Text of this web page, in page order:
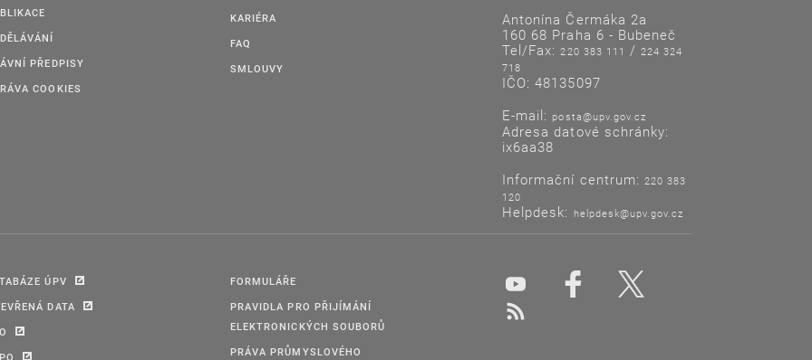
PŘEDPISY
COOKIES
KARIÉRA
FAQ
SMLOUVY
Antonína Čermáka 2a
160 68 Praha 6 - Bubeneč
Tel/Fax:220 383 111 /224 324
718
IČO: 48135097
E-mail: posta@upv.gov.cz
Adresa datové schránky:
ix6aa38
Informační centrum: 220 383
120
Helpdesk: helpdesk@upv.gov.cz
ÚPV
DATA
FORMULÁŘE
PRAVIDLA PRO PŘIJÍMÁNÍ
ELEKTRONICKÝCH SOUBORŮ
PRÁVA PRŮMYSLOVÉHO